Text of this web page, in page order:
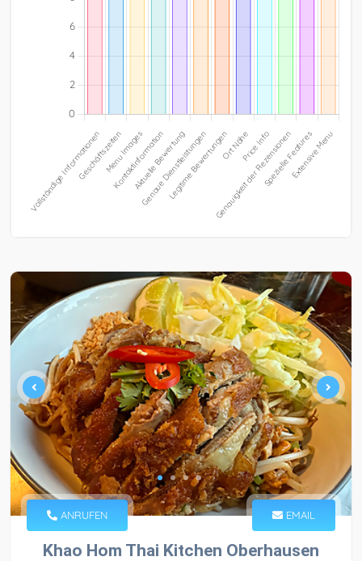
ANRUFEN EMAIL
Khao Hom Thai Kitchen Oberhausen